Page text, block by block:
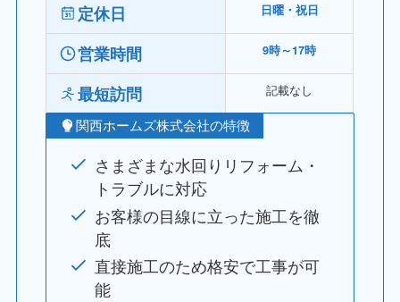
定休日 日曜・祝日
営業時間 9時～17時
最短訪問 記載なし
関西ホームズ株式会社の特徴
さまざまな水回りリフォーム・
トラブルに対応
お客様の目線に立った施工を徹
底
直接施工のため格安で工事が可
能